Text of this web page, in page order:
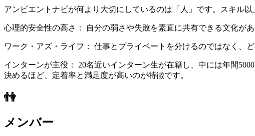
アンビエントナビが何より大切にしているのは「人」です。スキル
心理的安全性の高さ： 自分の弱さや失敗を素直に共有できる文化が
ワーク・アズ・ライフ： 仕事とプライベートを分けるのではなく、
インターンが主役： 20名近いインターン生が在籍し、中には年間
決めるほど、定着率と満足度が高いのが特徴です。
👫
メンバー